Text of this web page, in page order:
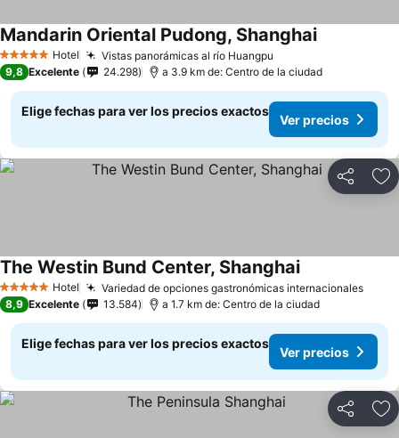
5 Estrellas Hotel Vistas panorámicas al río Huangpu
Mandarin Oriental Pudong, Shanghai
9,8 Excelente 24.298 a 3.9 km de: Centro de la ciudad
Elige fechas para ver los precios exactos
Ver precios
Compartir
5 Estrellas Hotel Variedad de opciones gastronómicas internacionales
The Westin Bund Center, Shanghai
8,9 Excelente 13.584 a 1.7 km de: Centro de la ciudad
Elige fechas para ver los precios exactos
Ver precios
Compartir